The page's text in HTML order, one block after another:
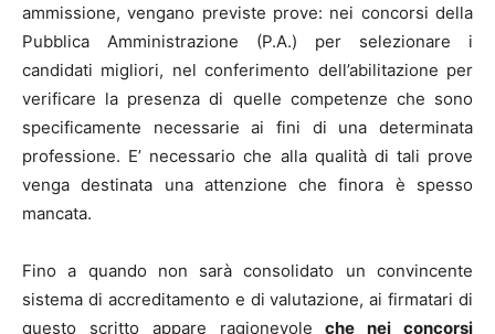
ammissione, vengano previste prove: nei concorsi della
Pubblica Amministrazione (P.A.) per selezionare i
candidati migliori, nel conferimento dell’abilitazione per
verificare la presenza di quelle competenze che sono
specificamente necessarie ai fini di una determinata
professione. E’ necessario che alla qualità di tali prove
venga destinata una attenzione che finora è spesso
mancata.
Fino a quando non sarà consolidato un convincente
sistema di accreditamento e di valutazione, ai firmatari di
questo scritto appare ragionevoleche nei concorsi